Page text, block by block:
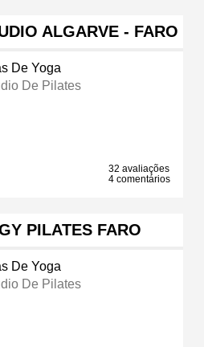
ALGARVE - FARO
De Yoga
De Pilates
32 avaliações
4 comentários
PILATES FARO
De Yoga
De Pilates